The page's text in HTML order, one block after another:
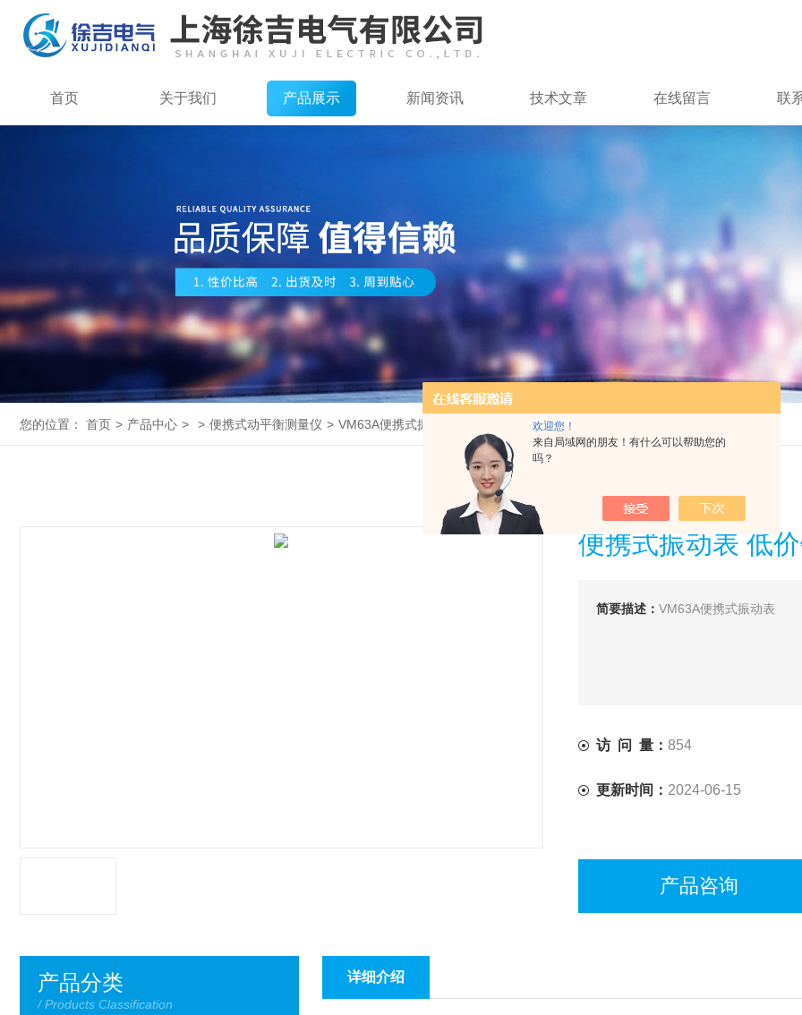
欢迎您！
来自局域网的朋友！有什么可以帮助您的
吗？
首页 关于我们 产品展示 新闻资讯 技术文章 在线留言 联
您的位置： 首页 > 产品中心 > > 便携式动平衡测量仪 > VM63A便携式振动表 低价销售
便携式振动表 低
简要描述： VM63A便携式振动表
访 问 量： 854
更新时间： 2024-06-15
产品咨询
产品分类
/ Products Classification
详细介绍